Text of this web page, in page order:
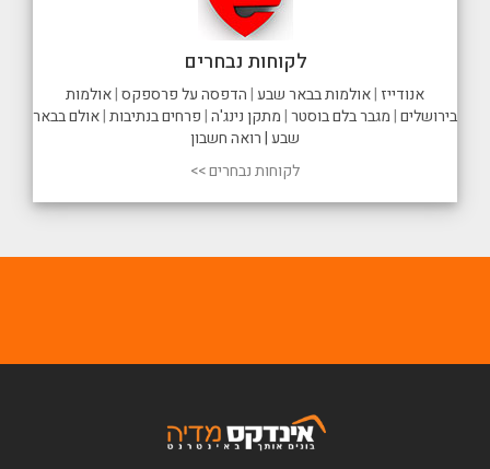
לקוחות נבחרים
אנודייז |אולמות בבאר שבע|הדפסה על פרספקס|אולמות
בירושלים|מגבר בלם בוסטר|מתקן נינג'ה|פרחים בנתיבות|אולם בבאר
שבע |רואה חשבון
לקוחות נבחרים >>